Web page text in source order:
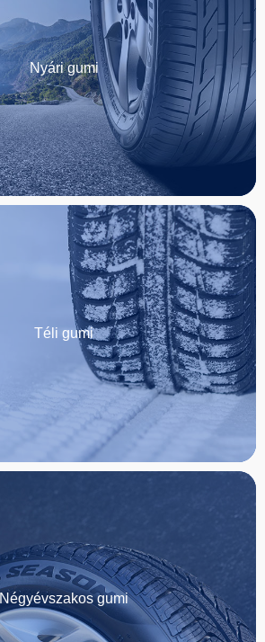
Nyári gumi
Téli gumi
Négyévszakos gumi